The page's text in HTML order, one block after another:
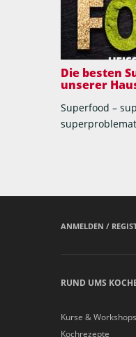
Die besten
unserer
Superfood –
ANMELDEN /
RUND UMS
Kurse & Workshops
Kochrezepte